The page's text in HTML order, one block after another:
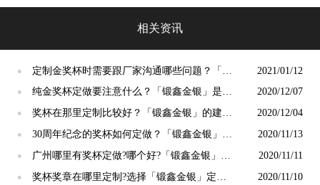
相关资讯
●
定制金奖杯时需要跟厂家沟通哪些问题？「锻
鑫金银」这么说
2021/01/12
●
纯金奖杯定做要注意什么？「锻鑫金银」是这
样回答的
2020/12/07
●
奖杯在那里定制比较好？「锻鑫金银」的建议
是这样
2020/12/04
●
30周年纪念的奖杯如何定做？「锻鑫金银」好
吗？
2020/11/13
●
广州哪里有奖杯定做?哪个好?「锻鑫金银」这
样说
2020/11/11
●
奖杯奖章在哪里定制?选择「锻鑫金银」定制
2020/11/10